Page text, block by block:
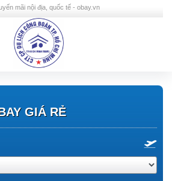
mãi nội địa, quốc tế - obay.vn
GIÁ RẺ